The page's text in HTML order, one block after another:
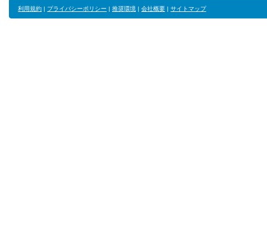
利用規約 | プライバシーポリシー | 推奨環境 | 会社概要 | サイトマップ